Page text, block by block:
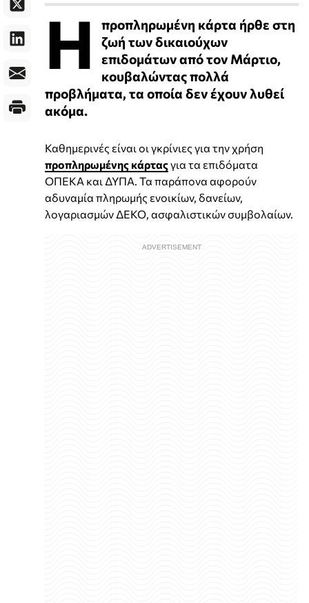
Η
προπληρωμένη κάρτα ήρθε στη
ζωή των δικαιούχων
επιδομάτων από τον Μάρτιο,
κουβαλώντας πολλά
προβλήματα, τα οποία δεν έχουν λυθεί
ακόμα.
Καθημερινές είναι οι γκρίνιες για την χρήση
προπληρωμένης κάρταςγια τα επιδόματα
ΟΠΕΚΑ και ΔΥΠΑ. Τα παράπονα αφορούν
αδυναμία πληρωμής ενοικίων, δανείων,
λογαριασμών ΔΕΚΟ, ασφαλιστικών συμβολαίων.